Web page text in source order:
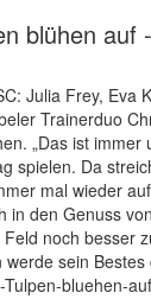
blühen
Julia Frey,
Trainerduo
„Das ist
spielen. Da
mal wieder
den Genuss
noch
sein
bluehen-